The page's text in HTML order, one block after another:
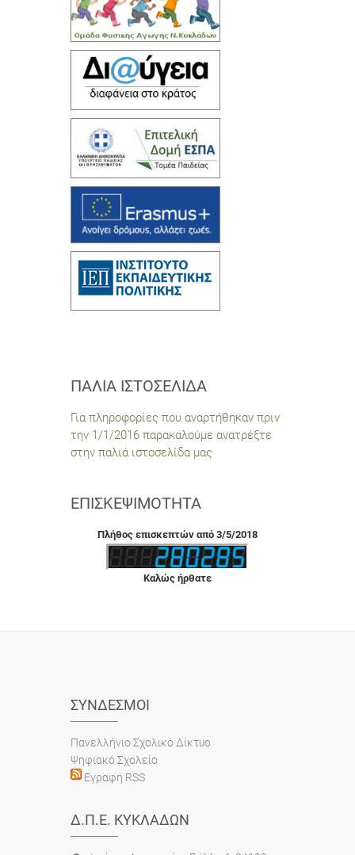
ΠΑΛΙΆ ΙΣΤΟΣΕΛΊΔΑ
Για πληροφορίες που αναρτήθηκαν πριν
την 1/1/2016 παρακαλούμε ανατρέξτε
στην παλιά ιστοσελίδα μας
ΕΠΙΣΚΕΨΙΜΌΤΗΤΑ
Πλήθος επισκεπτών από 3/5/2018
Καλώς ήρθατε
ΣΎΝΔΕΣΜΟΙ
Πανελλήνιο Σχολικό Δίκτυο
Ψηφιακό Σχολείο
Εγραφή RSS
Δ.Π.Ε. ΚΥΚΛΆΔΩΝ